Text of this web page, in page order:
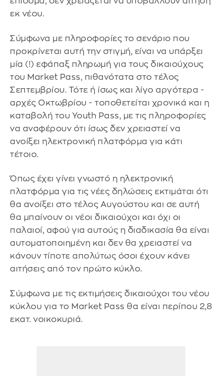
εκ νέου.
Σύμφωνα με πληροφορίες το σενάριο που
προκρίνεται αυτή την στιγμή, είναι να υπάρξει
μία (!) εφάπαξ πληρωμή για τους δικαιούχους
του Market Pass, πιθανότατα στο τέλος
Σεπτεμβρίου. Τότε ή ίσως και λίγο αργότερα -
αρχές Οκτωβρίου - τοποθετείται χρονικά και η
καταβολή του Youth Pass, με τις πληροφορίες
να αναφέρουν ότι ίσως δεν χρειαστεί να
ανοίξει ηλεκτρονική πλατφόρμα για κάτι
τέτοιο.
Όπως έχει γίνει γνωστό η ηλεκτρονική
πλατφόρμα για τις νέες δηλώσεις εκτιμάται ότι
θα ανοίξει στο τέλος Αυγούστου και σε αυτή
θα μπαίνουν οι νέοι δικαιούχοι και όχι οι
παλαιοί, αφού για αυτούς η διαδικασία θα είναι
αυτοματοποιημένη και δεν θα χρειαστεί να
κάνουν τίποτε απολύτως όσοι έχουν κάνει
αιτήσεις από τον πρώτο κύκλο.
Σύμφωνα με τις εκτιμήσεις δικαιούχοι του νέου
κύκλου για το Market Pass θα είναι περίπου 2,8
εκατ. νοικοκυριά.